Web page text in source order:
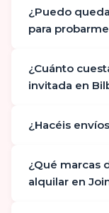
¿Puedo
para
¿Cuánto
invitada en
¿Hacéis
¿Qué marcas
alquilar en